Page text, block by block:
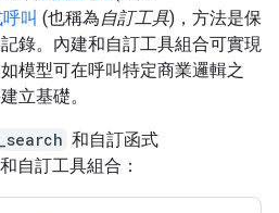
叫 (也稱為自訂工具)，方法是保
錄。內建和自訂工具組合可實現
模型可在呼叫特定商業邏輯之
立基礎。
和自訂函式
自訂工具組合：